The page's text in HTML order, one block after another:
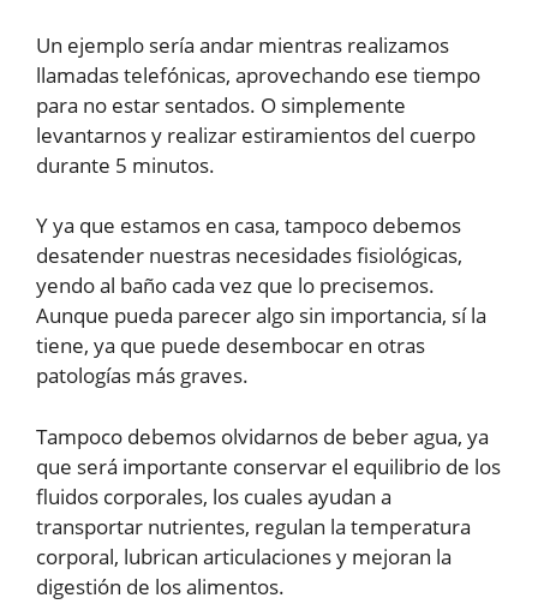
Un ejemplo sería andar mientras realizamos
llamadas telefónicas, aprovechando ese tiempo
para no estar sentados. O simplemente
levantarnos y realizar estiramientos del cuerpo
durante 5 minutos.
Y ya que estamos en casa, tampoco debemos
desatender nuestras necesidades fisiológicas,
yendo al baño cada vez que lo precisemos.
Aunque pueda parecer algo sin importancia, sí la
tiene, ya que puede desembocar en otras
patologías más graves.
Tampoco debemos olvidarnos de beber agua, ya
que será importante conservar el equilibrio de los
fluidos corporales, los cuales ayudan a
transportar nutrientes, regulan la temperatura
corporal, lubrican articulaciones y mejoran la
digestión de los alimentos.